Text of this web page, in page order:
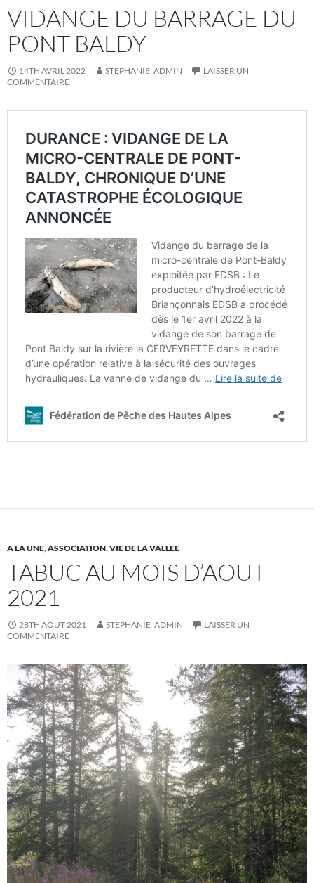
VIDANGE DU BARRAGE DU
PONT BALDY
14TH AVRIL 2022 STEPHANIE_ADMIN
LAISSER UN
COMMENTAIRE
A LA UNE,ASSOCIATION,VIE DE LA VALLEE
TABUC AU MOIS D’AOUT
2021
28TH AOÛT 2021 STEPHANIE_ADMIN
LAISSER UN
COMMENTAIRE